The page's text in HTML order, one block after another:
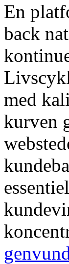
En
back
med
kurven